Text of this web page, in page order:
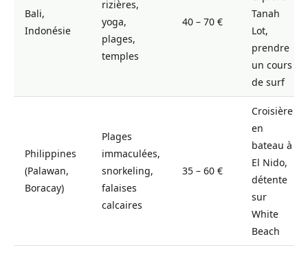
Bali,
Indonésie
rizières,
yoga,
plages,
temples
40 – 70 €
Tanah
Lot,
prendre
un cours
de surf
Philippines
(Palawan,
Boracay)
Plages
immaculées,
snorkeling,
falaises
calcaires
35 – 60 €
Croisière
en
bateau à
El Nido,
détente
sur
White
Beach